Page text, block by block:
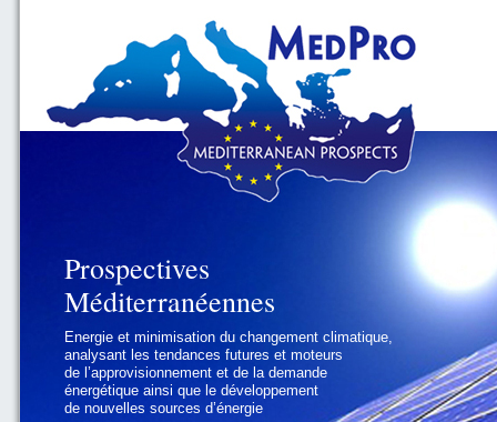
Prospectives
Méditerranéennes
Energie et minimisation du changement climatique,
analysant les tendances futures et moteurs
de l’approvisionnement et de la demande
énergétique ainsi que le développement
de nouvelles sources d’énergie
Prospectives
Méditerranéennes
Géopolitique et gouvernance, se focalisant sur les
défis politiques régionaux et internationaux
auxquels les pays méditerranéens
doivent faire face